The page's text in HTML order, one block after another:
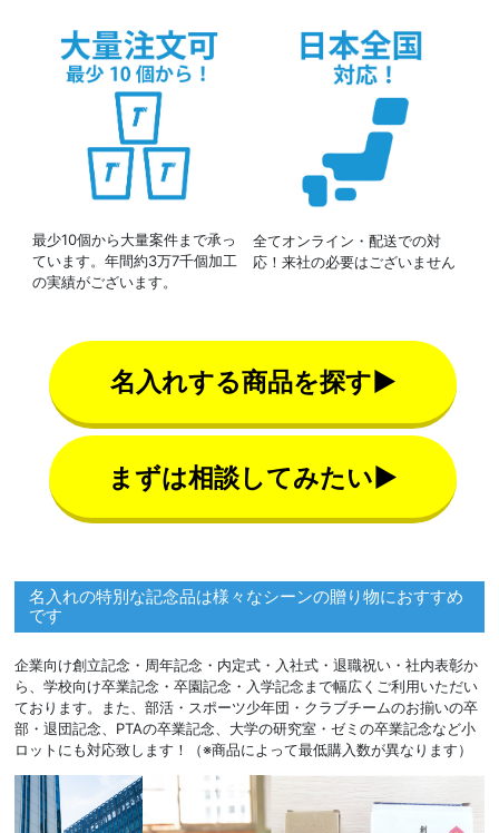
最少10個から大量案件まで承っ
ています。年間約3万7千個加工
の実績がございます。
全てオンライン・配送での対
応！来社の必要はございません
名入れする商品を探す▶
まずは相談してみたい▶
名入れの特別な記念品は様々なシーンの贈り物におすすめ
です
企業向け創立記念・周年記念・内定式・入社式・退職祝い・社内表彰か
ら、学校向け卒業記念・卒園記念・入学記念まで幅広くご利用いただい
ております。また、部活・スポーツ少年団・クラブチームのお揃いの卒
部・退団記念、PTAの卒業記念、大学の研究室・ゼミの卒業記念など小
ロットにも対応致します！（※商品によって最低購入数が異なります）